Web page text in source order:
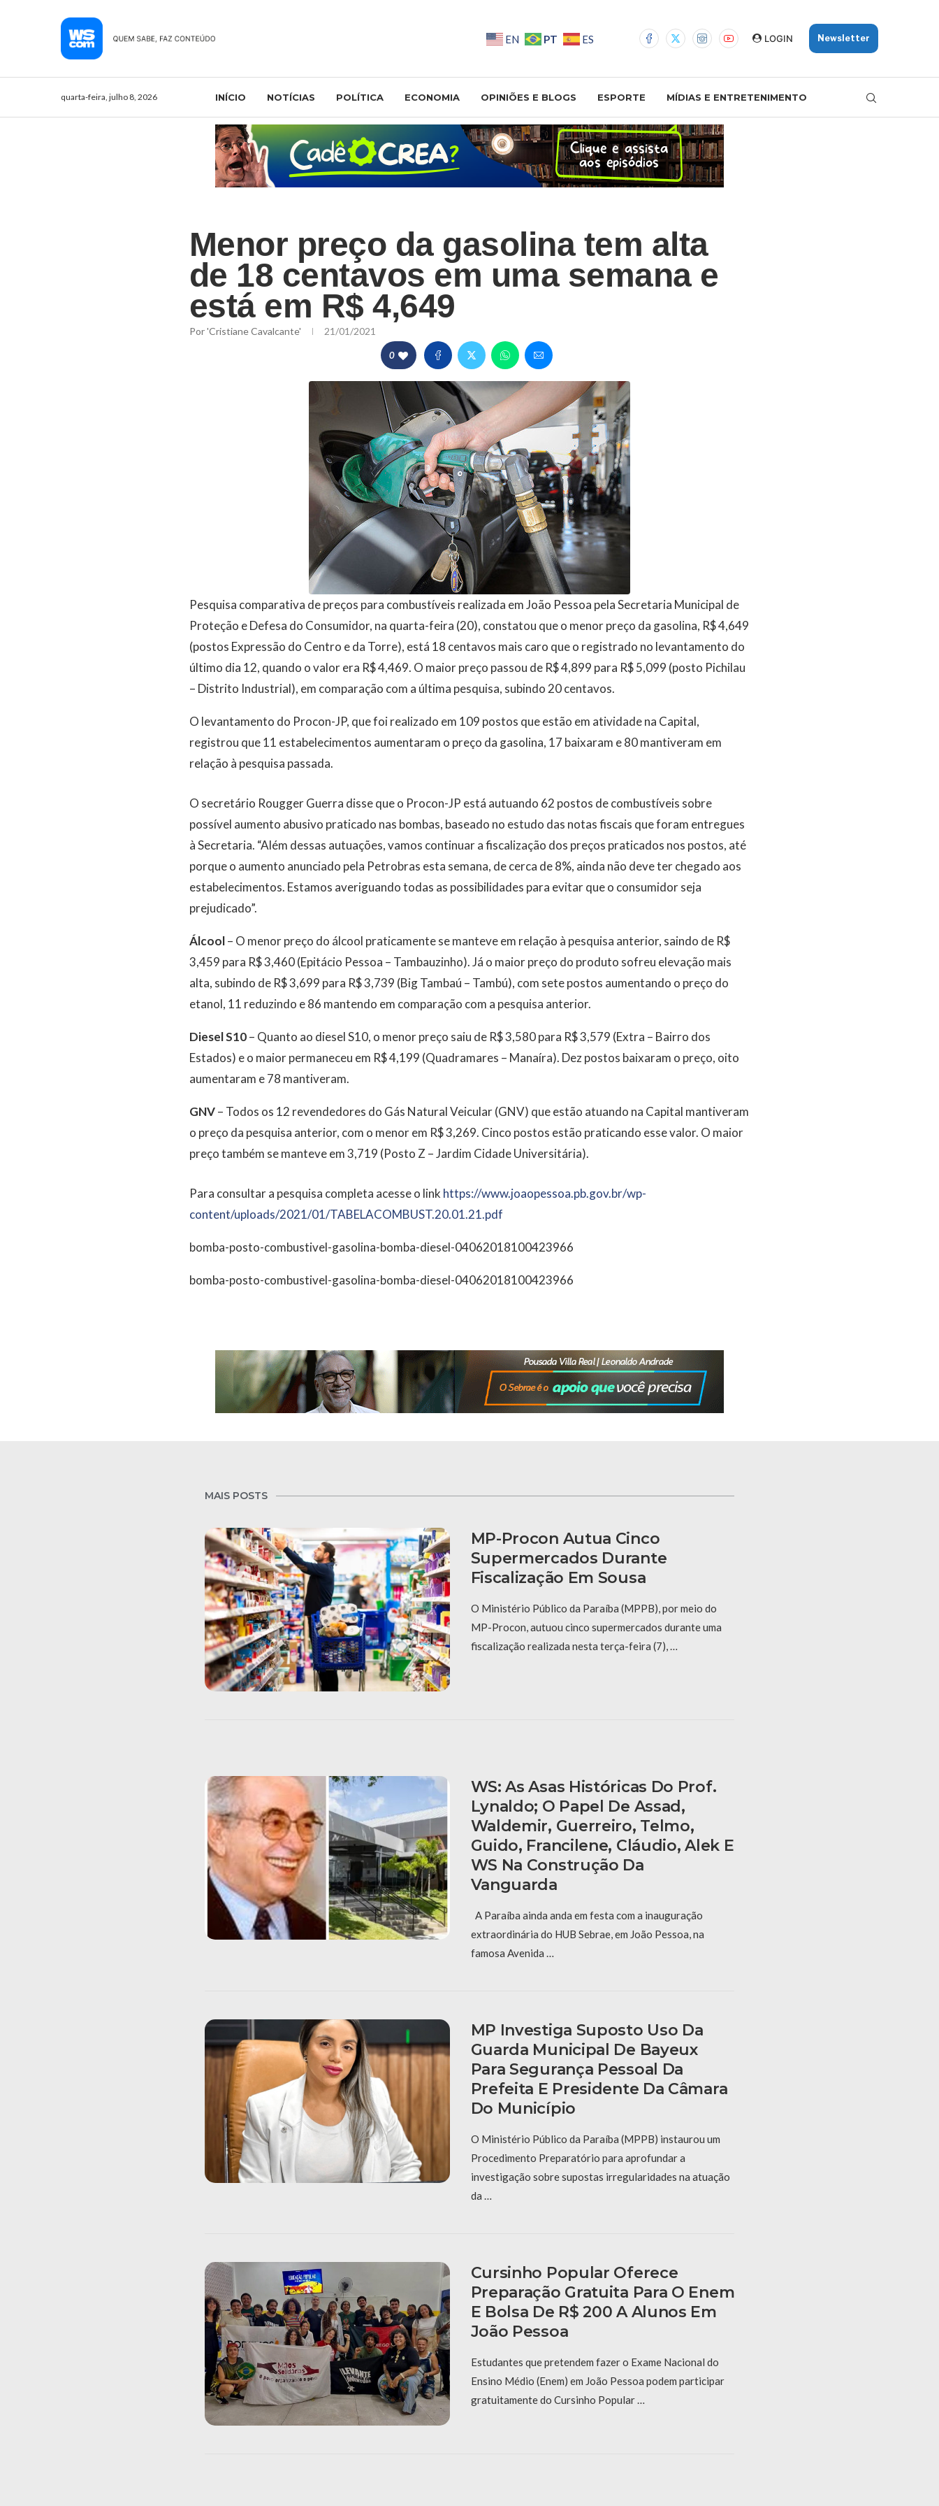
EN PT ES LOGIN Newsletter
quarta-feira, julho 8, 2026 INÍCIO NOTÍCIAS POLÍTICA ECONOMIA OPINIÕES E BLOGS ESPORTE MÍDIAS E ENTRETENIMENTO
Menor preço da gasolina tem alta
de 18 centavos em uma semana e
está em R$ 4,649
Por'Cristiane Cavalcante' 21/01/2021
0
Pesquisa comparativa de preços para combustíveis realizada em João Pessoa pela Secretaria Municipal de
Proteção e Defesa do Consumidor, na quarta-feira (20), constatou que o menor preço da gasolina, R$ 4,649
(postos Expressão do Centro e da Torre), está 18 centavos mais caro que o registrado no levantamento do
último dia 12, quando o valor era R$ 4,469. O maior preço passou de R$ 4,899 para R$ 5,099 (posto Pichilau
– Distrito Industrial), em comparação com a última pesquisa, subindo 20 centavos.
O levantamento do Procon-JP, que foi realizado em 109 postos que estão em atividade na Capital,
registrou que 11 estabelecimentos aumentaram o preço da gasolina, 17 baixaram e 80 mantiveram em
relação à pesquisa passada.
O secretário Rougger Guerra disse que o Procon-JP está autuando 62 postos de combustíveis sobre
possível aumento abusivo praticado nas bombas, baseado no estudo das notas fiscais que foram entregues
à Secretaria. “Além dessas autuações, vamos continuar a fiscalização dos preços praticados nos postos, até
porque o aumento anunciado pela Petrobras esta semana, de cerca de 8%, ainda não deve ter chegado aos
estabelecimentos. Estamos averiguando todas as possibilidades para evitar que o consumidor seja
prejudicado”.
Álcool– O menor preço do álcool praticamente se manteve em relação à pesquisa anterior, saindo de R$
3,459 para R$ 3,460 (Epitácio Pessoa – Tambauzinho). Já o maior preço do produto sofreu elevação mais
alta, subindo de R$ 3,699 para R$ 3,739 (Big Tambaú – Tambú), com sete postos aumentando o preço do
etanol, 11 reduzindo e 86 mantendo em comparação com a pesquisa anterior.
Diesel S10– Quanto ao diesel S10, o menor preço saiu de R$ 3,580 para R$ 3,579 (Extra – Bairro dos
Estados) e o maior permaneceu em R$ 4,199 (Quadramares – Manaíra). Dez postos baixaram o preço, oito
aumentaram e 78 mantiveram.
GNV– Todos os 12 revendedores do Gás Natural Veicular (GNV) que estão atuando na Capital mantiveram
o preço da pesquisa anterior, com o menor em R$ 3,269. Cinco postos estão praticando esse valor. O maior
preço também se manteve em 3,719 (Posto Z – Jardim Cidade Universitária).
Para consultar a pesquisa completa acesse o link https://www.joaopessoa.pb.gov.br/wp-
content/uploads/2021/01/TABELACOMBUST.20.01.21.pdf
bomba-posto-combustivel-gasolina-bomba-diesel-04062018100423966
bomba-posto-combustivel-gasolina-bomba-diesel-04062018100423966
MAIS POSTS
MP-Procon Autua Cinco
Supermercados Durante
Fiscalização Em Sousa
O Ministério Público da Paraíba (MPPB), por meio do
MP-Procon, autuou cinco supermercados durante uma
fiscalização realizada nesta terça-feira (7), …
WS: As Asas Históricas Do Prof.
Lynaldo; O Papel De Assad,
Waldemir, Guerreiro, Telmo,
Guido, Francilene, Cláudio, Alek E
WS Na Construção Da
Vanguarda
A Paraíba ainda anda em festa com a inauguração
extraordinária do HUB Sebrae, em João Pessoa, na
famosa Avenida …
MP Investiga Suposto Uso Da
Guarda Municipal De Bayeux
Para Segurança Pessoal Da
Prefeita E Presidente Da Câmara
Do Município
O Ministério Público da Paraíba (MPPB) instaurou um
Procedimento Preparatório para aprofundar a
investigação sobre supostas irregularidades na atuação
da …
Cursinho Popular Oferece
Preparação Gratuita Para O Enem
E Bolsa De R$ 200 A Alunos Em
João Pessoa
Estudantes que pretendem fazer o Exame Nacional do
Ensino Médio (Enem) em João Pessoa podem participar
gratuitamente do Cursinho Popular …